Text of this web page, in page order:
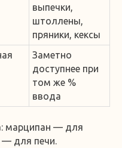
выпечки,
штоллены,
пряники, кексы
Заметно
доступнее при
том же %
ввода
марципан — для
— для печи.